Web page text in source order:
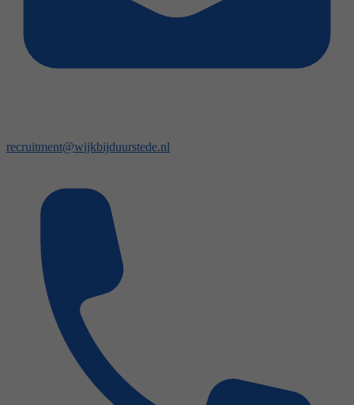
recruitment@wijkbijduurstede.nl